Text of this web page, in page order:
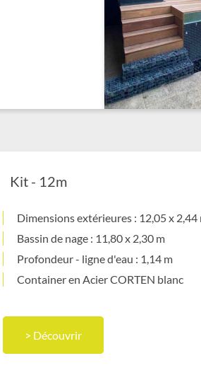
Kit - 12m
Dimensions extérieures : 12,05 x
Bassin de nage : 11,80 x 2,30 m
Profondeur - ligne d'eau : 1,14 m
Container en Acier CORTEN blanc
> Découvrir